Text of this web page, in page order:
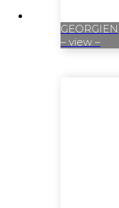
GEORGIEN
– view –